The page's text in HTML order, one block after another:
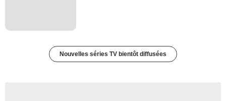
Nouvelles séries TV bientôt diffusées